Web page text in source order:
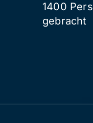
1400
gebracht